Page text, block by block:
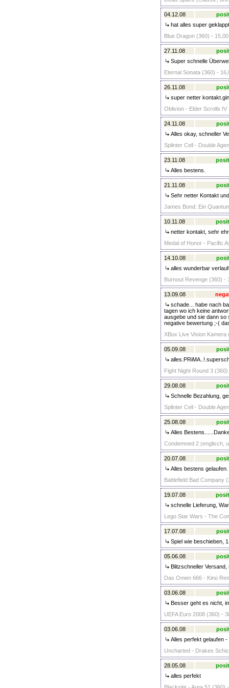
04.12.08
hat alles super
Blue Dragon (360) -
27.11.08
Super schnelle
Eternal Sonata (360) -
26.11.08
super netter
Oblivion - Elder Scrolls
24.11.08
Alles okay, schneller
Splinter Cell - Double
23.11.08
Alles bestens.
21.11.08
Sehr netter Kontakt
James Bond: Ein
10.11.08
netter kontakt, sehr
Medal of Honor - Pacific
14.10.08
alles wunderbar
Burnout Revenge (360) -
13.09.08
schade... habe nach
tagen wo ich keine
ausgebe und sie dann so
negative bewertung ;-(
XBox Live Vision Kamera
05.09.08
Fight Night Round 3
29.08.08
Schnelle Bezahlung,
Splinter Cell - Double
25.08.08
Alles
Condemned 2 (englisch,
20.07.08
Alles bestens gelaufen.
Battlefield Bad Company
19.07.08
schnelle Lieferung,
Lego Star Wars - The
17.07.08
Spiel wie beschieben,
05.06.08
Blitzschneller
Das Omen 666 - Kino
03.06.08
Besser geht es nicht,
UEFA Euro 2008 (360) -
03.06.08
Alles perfekt gelaufen
Uncharted - Drakes
28.05.08
alles perfekt